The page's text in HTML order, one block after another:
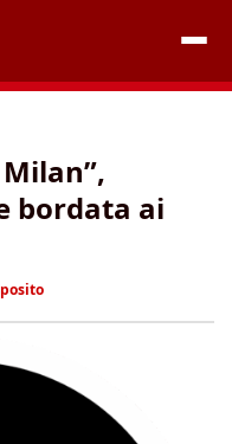
bordata ai